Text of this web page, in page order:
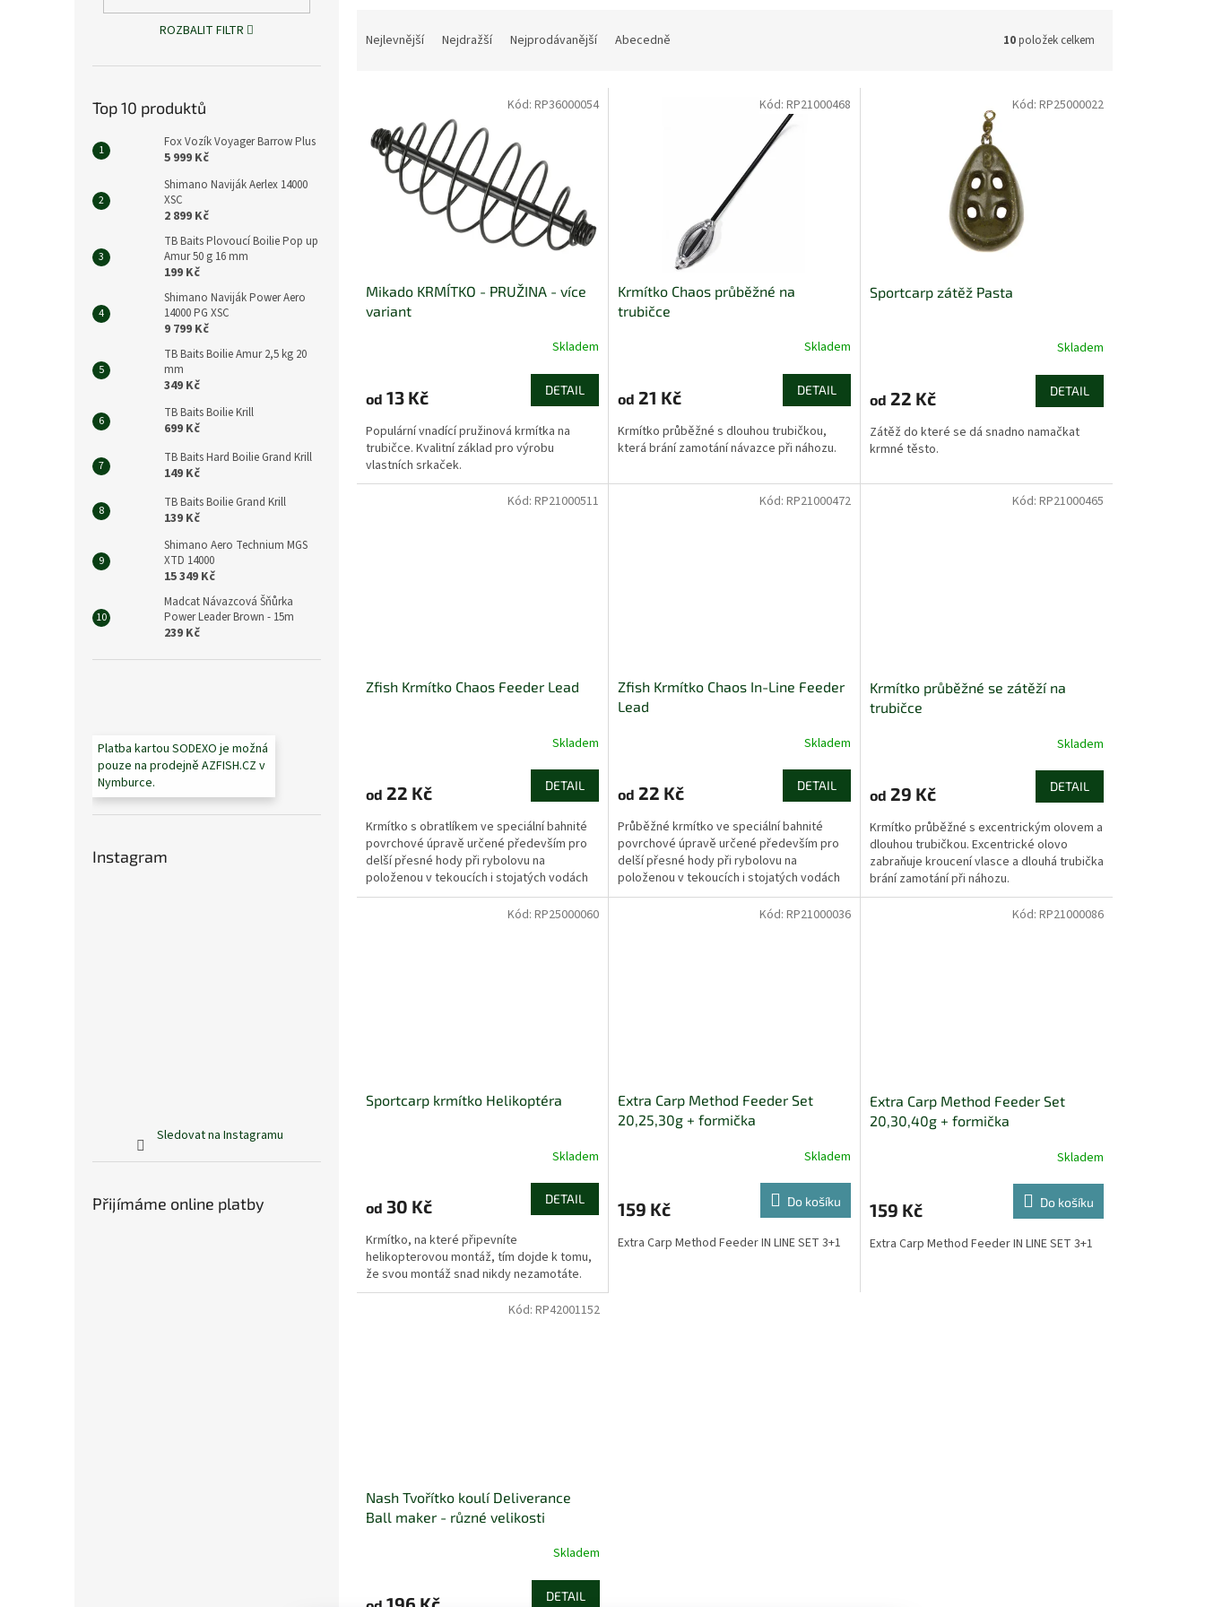
ROZBALIT FILTR
Top 10 produktů
Fox Vozík Voyager Barrow Plus
5 999 Kč
Shimano Naviják Aerlex 14000
XSC
2 899 Kč
TB Baits Plovoucí Boilie Pop up
Amur 50 g 16 mm
199 Kč
Shimano Naviják Power Aero
14000 PG XSC
9 799 Kč
TB Baits Boilie Amur 2,5 kg 20
mm
349 Kč
TB Baits Boilie Krill
699 Kč
TB Baits Hard Boilie Grand Krill
149 Kč
TB Baits Boilie Grand Krill
139 Kč
Shimano Aero Technium MGS
XTD 14000
15 349 Kč
Madcat Návazcová Šňůrka
Power Leader Brown - 15m
239 Kč
Platba kartou SODEXO je možná
pouze na prodejně AZFISH.CZ v
Nymburce.
Instagram
Sledovat na Instagramu
Přijímáme online platby
Nejlevnější Nejdražší Nejprodávanější Abecedně 10položek celkem
Mikado KRMÍTKO - PRUŽINA - více
variant
Skladem
od 13 Kč DETAIL
Populární vnadící pružinová krmítka na
trubičce. Kvalitní základ pro výrobu
vlastních srkaček.
Kód: RP36000054
Krmítko Chaos průběžné na
trubičce
Skladem
od 21 Kč DETAIL
Krmítko průběžné s dlouhou trubičkou,
která brání zamotání návazce při náhozu.
Kód: RP21000468
Sportcarp zátěž Pasta
Skladem
od 22 Kč DETAIL
Zátěž do které se dá snadno namačkat
krmné těsto.
Kód: RP25000022
Zfish Krmítko Chaos Feeder Lead
Skladem
od 22 Kč DETAIL
Krmítko s obratlíkem ve speciální bahnité
povrchové úpravě určené především pro
delší přesné hody při rybolovu na
položenou v tekoucích i stojatých vodách
se zarostlým dnem.
Kód: RP21000511
Zfish Krmítko Chaos In-Line Feeder
Lead
Skladem
od 22 Kč DETAIL
Průběžné krmítko ve speciální bahnité
povrchové úpravě určené především pro
delší přesné hody při rybolovu na
položenou v tekoucích i stojatých vodách
se zarostlým dnem.
Kód: RP21000472
Krmítko průběžné se zátěží na
trubičce
Skladem
od 29 Kč DETAIL
Krmítko průběžné s excentrickým olovem a
dlouhou trubičkou. Excentrické olovo
zabraňuje kroucení vlasce a dlouhá trubička
brání zamotání při náhozu.
Kód: RP21000465
Sportcarp krmítko Helikoptéra
Skladem
od 30 Kč DETAIL
Krmítko, na které připevníte
helikopterovou montáž, tím dojde k tomu,
že svou montáž snad nikdy nezamotáte.
Kód: RP25000060
Extra Carp Method Feeder Set
20,25,30g + formička
Skladem
159 Kč Do košíku
Extra Carp Method Feeder IN LINE SET 3+1
Kód: RP21000036
Extra Carp Method Feeder Set
20,30,40g + formička
Skladem
159 Kč Do košíku
Extra Carp Method Feeder IN LINE SET 3+1
Kód: RP21000086
Nash Tvořítko koulí Deliverance
Ball maker - různé velikosti
Skladem
DETAIL
Kód: RP42001152